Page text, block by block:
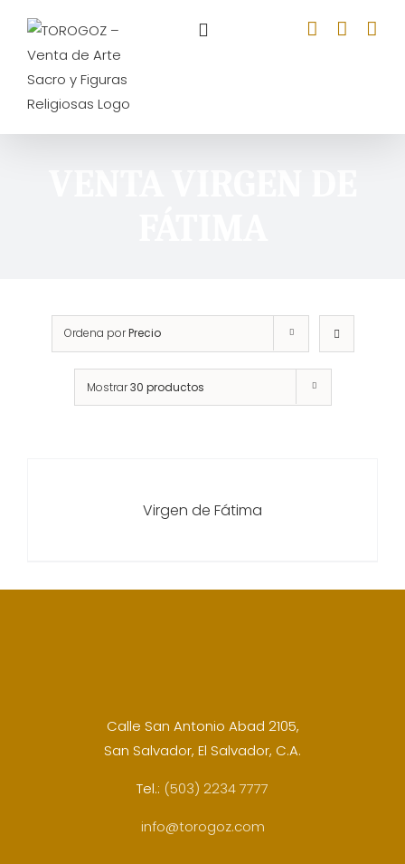
contenido
Ordena porPrecio
Mostrar30 productos
Virgen de Fátima
Calle San Antonio Abad 2105,
San Salvador, El Salvador, C.A.
Tel.: (503) 2234 7777
info@torogoz.com